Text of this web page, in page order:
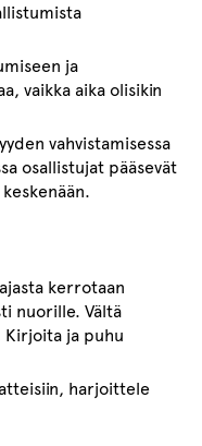
ja
vaikka aika olisikin
vahvistamisessa
osallistujat pääsevät
kerrotaan
nuorille. Vältä
Kirjoita ja puhu
harjoittele